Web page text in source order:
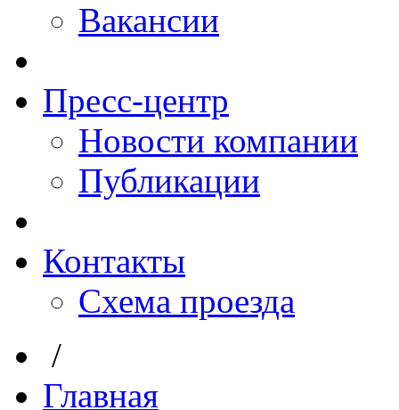
Вакансии
Пресс-центр
Новости компании
Публикации
Контакты
Схема проезда
/
Главная